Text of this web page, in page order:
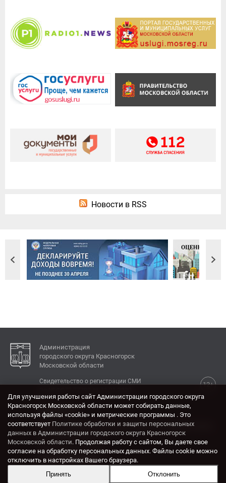
Новости в RSS
Администрация
городского округа Красногорск
Московской области
12+
Свидетельство о регистрации СМИ
КОНТАКТЫ
Адрес: 143404, Московская область, г. Красногорск,
ул. Ленина, дом 4.
Электронная почта:
krasrn@mosreg.ru
Разработка и поддержка сайта ADN
Для улучшения работы сайт Администрации городского округа
Красногорск Московской области может собирать данные,
используя файлы «cookie» и метрические программы . Это
соответствует Политике обработки и защиты персональных
данных в Администрации городского округа Красногорск
Московской области. Продолжая работу с сайтом, Вы даете свое
согласие на обработку персональных данных. Файлы cookie можно
отключить в настройках Вашего браузера.
Принять
Отклонить